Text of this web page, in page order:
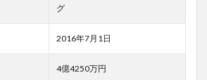
グ
2016年7月1日
4億4250万円